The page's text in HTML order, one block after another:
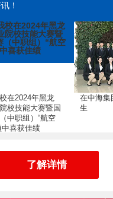
！
在2024年黑龙
校技能大赛暨国
中职组）“航空
中喜获佳绩
在中海
生
了解详情